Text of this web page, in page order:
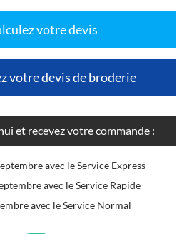
votre devis
votre devis de broderie
et recevez votre commande :
avec le Service Express
avec le Service Rapide
avec le Service Normal